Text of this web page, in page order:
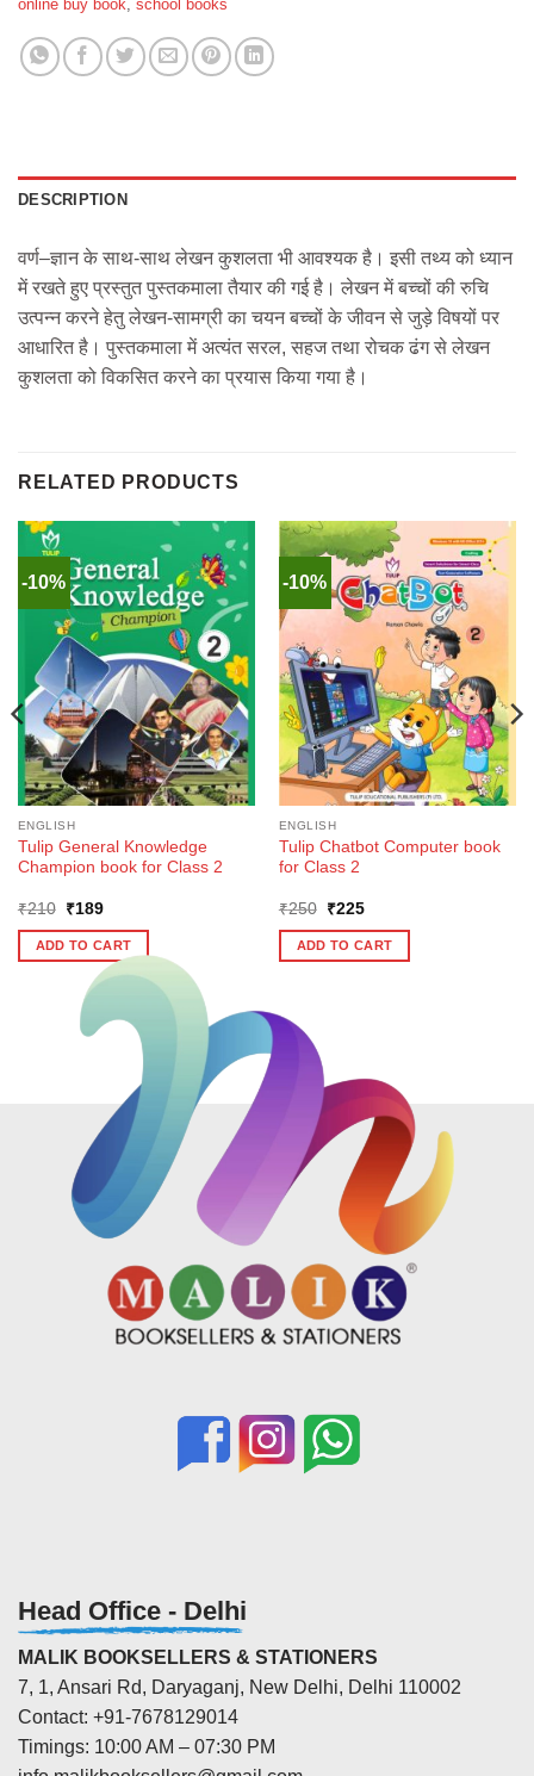
online buy book school books
DESCRIPTION
वर्ण–ज्ञान के साथ-साथ लेखन कुशलता भी आवश्यक है। इसी तथ्य को ध्यान
में रखते हुए प्रस्तुत पुस्तकमाला तैयार की गई है। लेखन में बच्चों की रुचि
उत्पन्न करने हेतु लेखन-सामग्री का चयन बच्चों के जीवन से जुड़े विषयों पर
आधारित है। पुस्तकमाला में अत्यंत सरल, सहज तथा रोचक ढंग से लेखन
कुशलता को विकसित करने का प्रयास किया गया है।
RELATED PRODUCTS
-10%
ENGLISH
Tulip General Knowledge
Champion book for Class 2
₹210
Original
was:
₹210.
₹189Current
is:
₹189.
ADD TO CART
-10%
ENGLISH
Tulip Chatbot Computer book
for Class 2
₹250
Original
was:
₹250.
₹225Current
is:
₹225.
ADD TO CART
Head Office - Delhi
MALIK BOOKSELLERS & STATIONERS
7, 1, Ansari Rd, Daryaganj, New Delhi, Delhi 110002
Contact: +91-7678129014
Timings: 10:00 AM – 07:30 PM